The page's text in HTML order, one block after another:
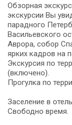
Обзорная
экскурсии Вы
парадного
Васильевского
Аврора, собор
ярких кадров на
Экскурсия по
(включено).
Прогулка по
Заселение в отель.
Свободно время.